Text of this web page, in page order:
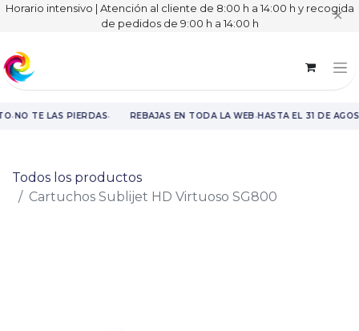
Horario intensivo | Atención al cliente de 8:00 h a 14:00 h y recogida
de pedidos de 9:00 h a 14:00 h
✕
·NO TE LAS PIERDAS· REBAJAS EN TODA LA WEB·HASTA EL 31 DE
Todos los productos
Cartuchos Sublijet HD Virtuoso SG800